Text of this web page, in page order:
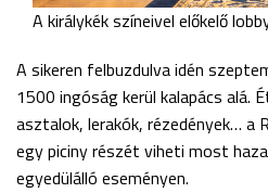
A királykék színeivel előkelő
A sikeren felbuzdulva idén
1500 ingóság kerül kalapács alá.
asztalok, lerakók, rézedények… a
egy piciny részét viheti most
egyedülálló eseményen.